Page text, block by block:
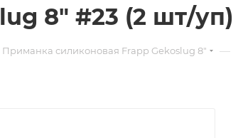
8" #23 (2 шт/уп)
Приманка силиконовая Frapp Gekoslug 8" —